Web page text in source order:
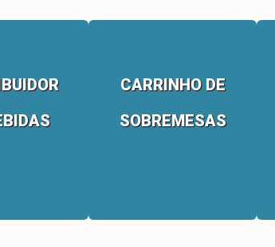
CARRINHO DE
SOBREMESAS